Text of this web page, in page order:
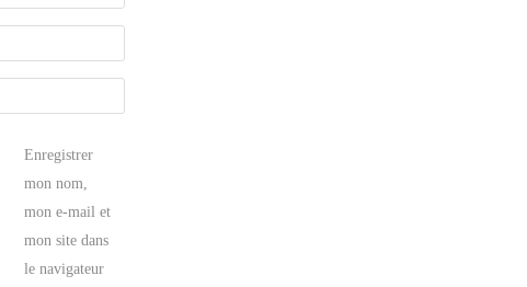
Enregistrer
mon nom,
mon e-mail et
mon site dans
le navigateur